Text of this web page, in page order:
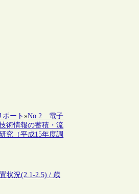
てください
ポート»No.2 電子
術情報の蓄積・流
究（平成15年度調
状況(2.1-2.5) / 歳